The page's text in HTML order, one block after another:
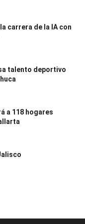
carrera de la IA con
talento deportivo
a 118 hogares